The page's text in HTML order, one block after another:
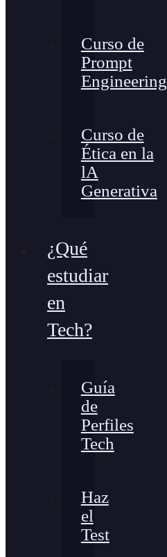
Curso de
Prompt
Engineering
Curso de
Ética en la
lA
Generativa
¿Qué
estudiar
en
Tech?
Guía
de
Perfiles
Tech
Haz
el
Test